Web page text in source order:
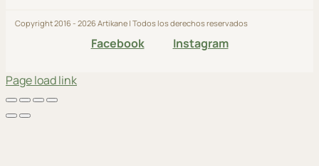
Copyright 2016 - 2026 Artikane | Todos los derechos reservados
Facebook Instagram
Page load link